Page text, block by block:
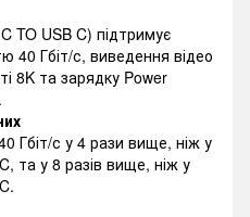
TO USB C) підтримує
40 Гбіт/с, виведення відео
8K та зарядку Power
Гбіт/с у 4 рази вище, ніж у
та у 8 разів вище, ніж у